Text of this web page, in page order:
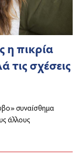
η πικρία
τις σχέσεις
συναίσθημα
άλλους